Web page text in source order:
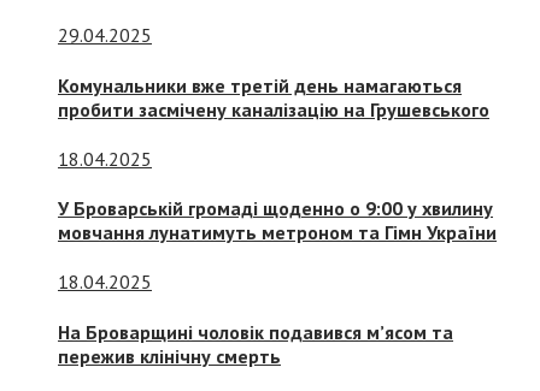
29.04.2025
Комунальники вже третій день намагаються
пробити засмічену каналізацію на Грушевського
18.04.2025
У Броварській громаді щоденно о 9:00 у хвилину
мовчання лунатимуть метроном та Гімн України
18.04.2025
На Броварщині чоловік подавився м’ясом та
пережив клінічну смерть